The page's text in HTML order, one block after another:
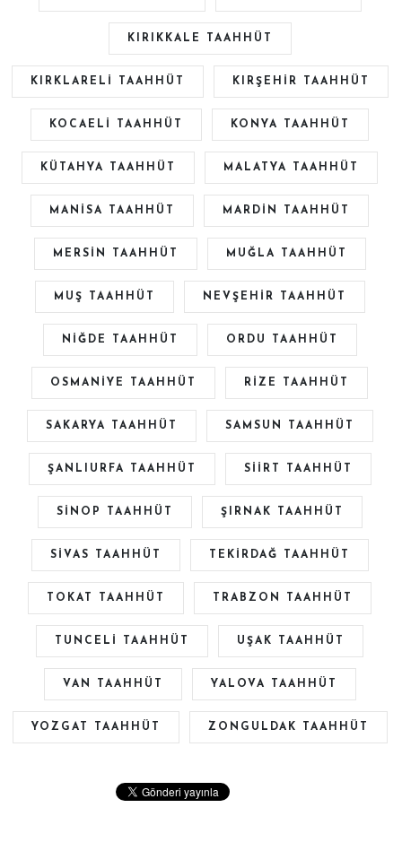
KIRIKKALE TAAHHÜT
KIRKLARELİ TAAHHÜT KIRŞEHİR TAAHHÜT
KOCAELİ TAAHHÜT KONYA TAAHHÜT
KÜTAHYA TAAHHÜT MALATYA TAAHHÜT
MANİSA TAAHHÜT MARDİN TAAHHÜT
MERSİN TAAHHÜT MUĞLA TAAHHÜT
MUŞ TAAHHÜT NEVŞEHİR TAAHHÜT
NİĞDE TAAHHÜT ORDU TAAHHÜT
OSMANİYE TAAHHÜT RİZE TAAHHÜT
SAKARYA TAAHHÜT SAMSUN TAAHHÜT
ŞANLIURFA TAAHHÜT SİİRT TAAHHÜT
SİNOP TAAHHÜT ŞIRNAK TAAHHÜT
SİVAS TAAHHÜT TEKİRDAĞ TAAHHÜT
TOKAT TAAHHÜT TRABZON TAAHHÜT
TUNCELİ TAAHHÜT UŞAK TAAHHÜT
VAN TAAHHÜT YALOVA TAAHHÜT
YOZGAT TAAHHÜT ZONGULDAK TAAHHÜT